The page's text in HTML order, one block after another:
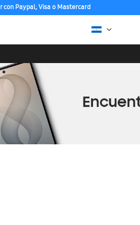
con Paypal, Visa o Mastercard